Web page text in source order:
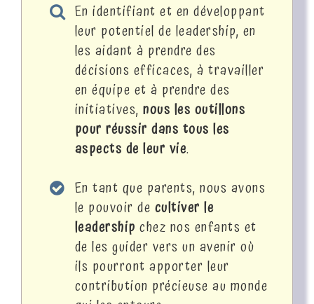
En identifiant et en développant
leur potentiel de leadership, en
les aidant à prendre des
décisions efficaces, à travailler
en équipe et à prendre des
initiatives, nous les outillons
pour réussir dans tous les
aspects de leur vie.
En tant que parents, nous avons
le pouvoir de cultiver le
leadership chez nos enfants et
de les guider vers un avenir où
ils pourront apporter leur
contribution précieuse au monde